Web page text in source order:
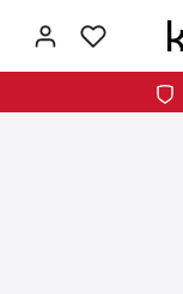
springen